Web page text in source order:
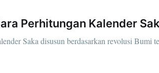
Perhitungan Kalender
Saka disusun berdasarkan revolusi Bumi